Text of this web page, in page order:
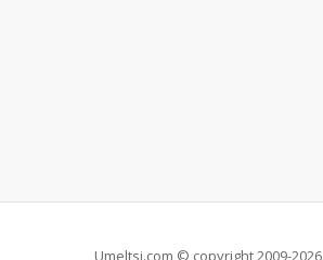
Umeltsi.com © copyright 2009-